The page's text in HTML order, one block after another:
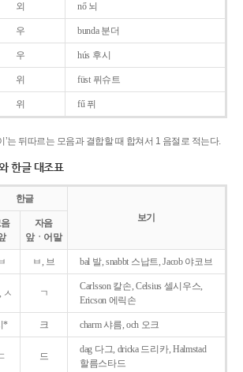
외 nő 뇌
우 bunda 분더
우 hús 후시
위 füst 퓌슈트
위 fű 퓌
’는 뒤따르는 모음과 결합할 때 합쳐서 1 음절로 적는다.
한글 대조표
한글
보기
자음
앞ㆍ어말
ㅂ, 브 bal 발, snabbt 스납트, Jacob 야코브
ㅅ ㄱ
Carlsson 칼손, Celsius 셀시우스,
Ericson 에릭손
* 크 charm 샤름, och 오크
드
dag 다그, dricka 드리카, Halmstad
할름스타드